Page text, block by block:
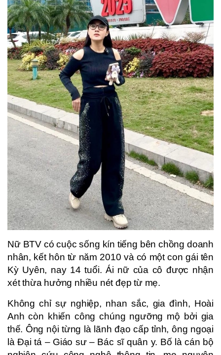
Nữ BTV có cuộc sống kín tiếng bên chồng doanh
nhân, kết hôn từ năm 2010 và có một con gái tên
Kỳ Uyên, nay 14 tuổi. Ái nữ của cô được nhận
xét thừa hưởng nhiều nét đẹp từ mẹ.
Không chỉ sự nghiệp, nhan sắc, gia đình, Hoài
Anh còn khiến công chúng ngưỡng mộ bởi gia
thế. Ông nội từng là lãnh đạo cấp tỉnh, ông ngoại
là Đại tá – Giáo sư – Bác sĩ quân y. Bố là cán bộ